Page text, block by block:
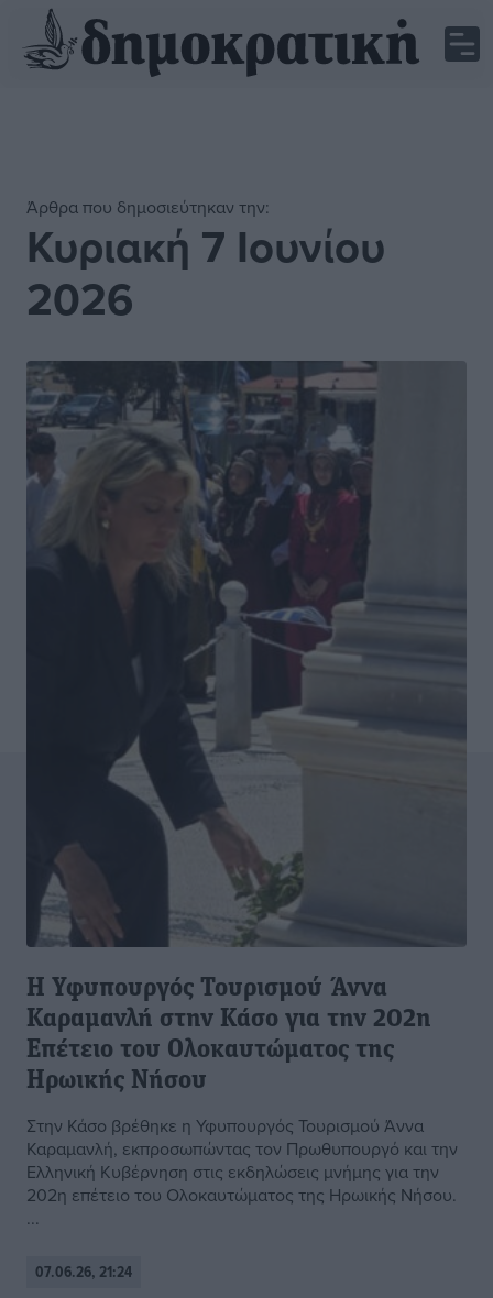
Άρθρα που δημοσιεύτηκαν την:
Κυριακή 7 Ιουνίου
2026
Η Υφυπουργός Τουρισμού Άννα
Καραμανλή στην Κάσο για την 202η
Επέτειο του Ολοκαυτώματος της
Ηρωικής Νήσου
Στην Κάσο βρέθηκε η Υφυπουργός Τουρισμού Άννα
Καραμανλή, εκπροσωπώντας τον Πρωθυπουργό και την
Ελληνική Κυβέρνηση στις εκδηλώσεις μνήμης για την
202η επέτειο του Ολοκαυτώματος της Ηρωικής Νήσου.
...
07.06.26, 21:24